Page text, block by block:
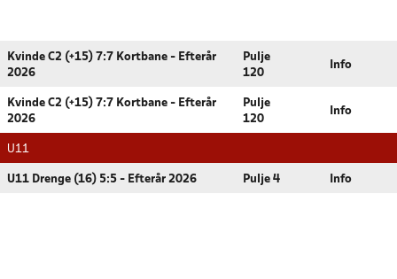
Kvinde C2 (+15) 7:7 Kortbane - Efterår
2026
Pulje
120
Info
Kvinde C2 (+15) 7:7 Kortbane - Efterår
2026
Pulje
120
Info
U11
U11 Drenge (16) 5:5 - Efterår 2026 Pulje 4 Info